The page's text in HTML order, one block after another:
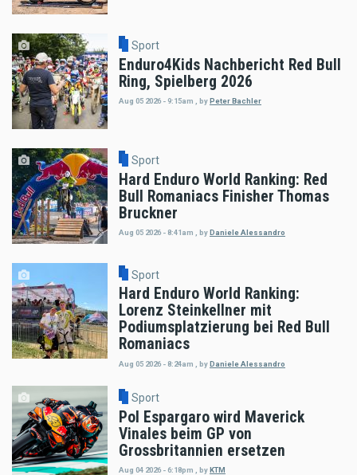
Sport
Enduro4Kids Nachbericht Red Bull
Ring, Spielberg 2026
Aug 05 2026 - 9:15am byPeter Bachler
Sport
Hard Enduro World Ranking: Red
Bull Romaniacs Finisher Thomas
Bruckner
Aug 05 2026 - 8:41am byDaniele Alessandro
Sport
Hard Enduro World Ranking:
Lorenz Steinkellner mit
Podiumsplatzierung bei Red Bull
Romaniacs
Aug 05 2026 - 8:24am byDaniele Alessandro
Sport
Pol Espargaro wird Maverick
Vinales beim GP von
Grossbritannien ersetzen
Aug 04 2026 - 6:18pm , byKTM